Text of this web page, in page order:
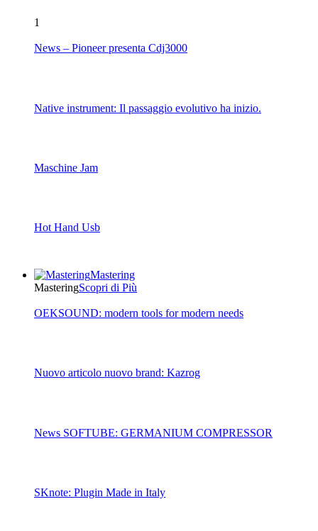
1
News – Pioneer presenta Cdj3000
Native instrument: Il passaggio evolutivo ha inizio.
Maschine Jam
Hot Hand Usb
Mastering
MasteringScopri di Più
OEKSOUND: modern tools for modern needs
Nuovo articolo nuovo brand: Kazrog
News SOFTUBE: GERMANIUM COMPRESSOR
SKnote: Plugin Made in Italy